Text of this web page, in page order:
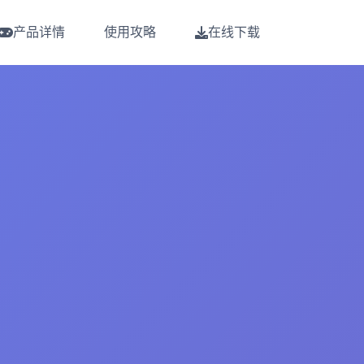
产品详情 使用攻略 在线下载